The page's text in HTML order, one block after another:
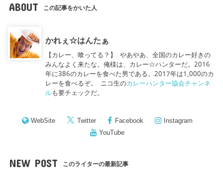
ABOUT この記事をかいた人
かれぇ☆はんたぁ
【カレー、喰ってる？】 やあやあ、全国のカレー好きの
みんなよく来たな。俺様は、カレー☆ハンターだ。2016
年に386のカレーを食べた男である。2017年は1,000のカ
レーを食べるぞ。 ニコ生のカレーハンター協会チャンネ
ルも要チェックだ。
WebSite Twitter Facebook
Instagram
YouTube
NEW POST このライターの最新記事